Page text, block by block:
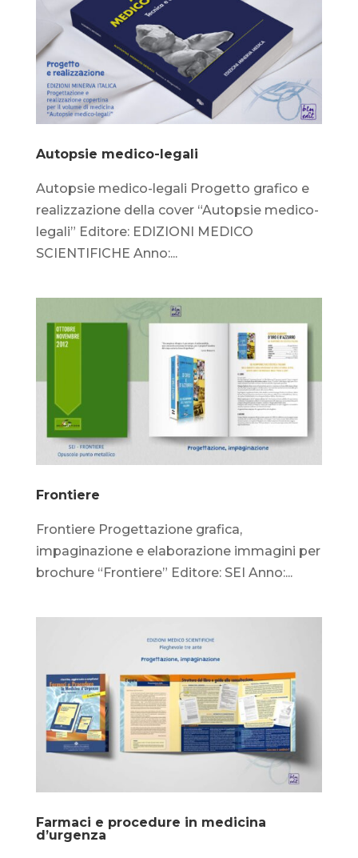
Autopsie medico-legali
Autopsie medico-legali Progetto grafico e
realizzazione della cover “Autopsie medico-
legali” Editore: EDIZIONI MEDICO
SCIENTIFICHE Anno:...
Frontiere
Frontiere Progettazione grafica,
impaginazione e elaborazione immagini per
brochure “Frontiere” Editore: SEI Anno:...
Farmaci e procedure in medicina
d’urgenza